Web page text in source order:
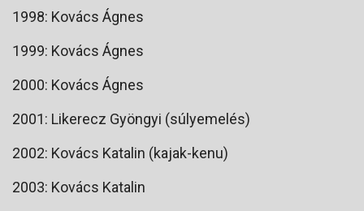
1998: Kovács Ágnes
1999: Kovács Ágnes
2000: Kovács Ágnes
2001: Likerecz Gyöngyi (súlyemelés)
2002: Kovács Katalin (kajak-kenu)
2003: Kovács Katalin